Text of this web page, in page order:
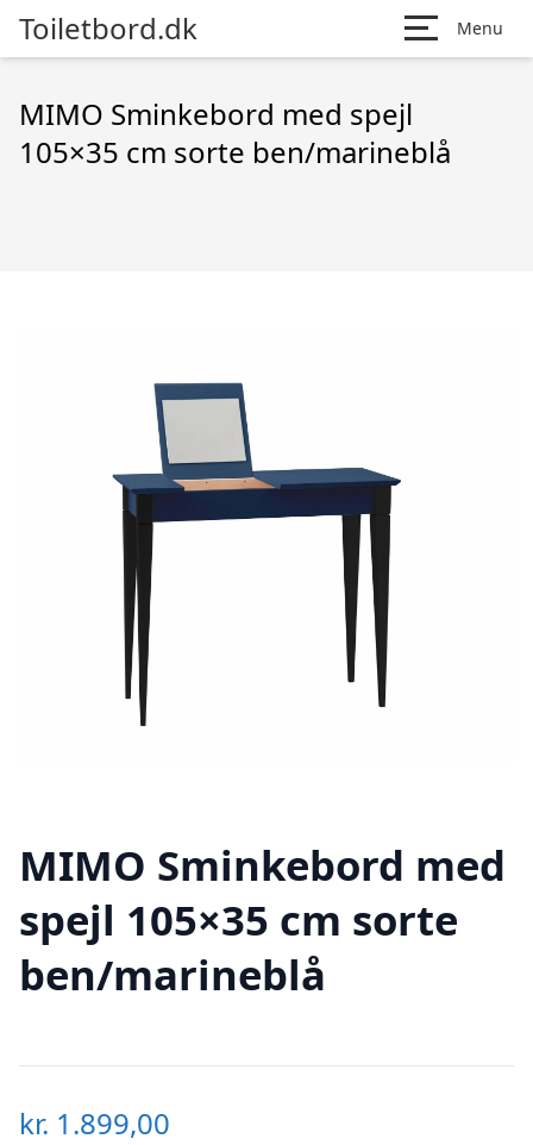
Toiletbord.dk Menu
MIMO Sminkebord med spejl
105×35 cm sorte ben/marineblå
MIMO Sminkebord med
spejl 105×35 cm sorte
ben/marineblå
kr. 1.899,00